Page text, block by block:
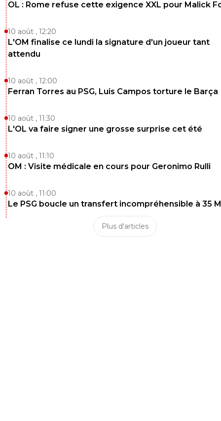
OL : Rome refuse cette exigence XXL pour Malick
10 août , 12:20
L'OM finalise ce lundi la signature d'un joueur tant
attendu
10 août , 12:00
Ferran Torres au PSG, Luis Campos torture le Barça
10 août , 11:30
L'OL va faire signer une grosse surprise cet été
10 août , 11:10
OM : Visite médicale en cours pour Geronimo Rulli
10 août , 11:00
Le PSG boucle un transfert incompréhensible à 35
Plus d'articles